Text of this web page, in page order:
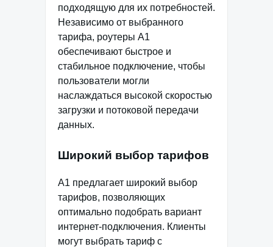
подходящую для их потребностей.
Независимо от выбранного
тарифа, роутеры А1
обеспечивают быстрое и
стабильное подключение, чтобы
пользователи могли
наслаждаться высокой скоростью
загрузки и потоковой передачи
данных.
Широкий выбор тарифов
А1 предлагает широкий выбор
тарифов, позволяющих
оптимально подобрать вариант
интернет-подключения. Клиенты
могут выбрать тариф с